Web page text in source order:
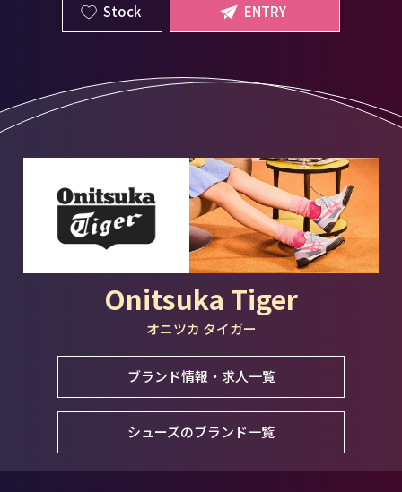
Stock ENTRY
Onitsuka Tiger
オニツカ タイガー
ブランド情報・求人一覧
シューズのブランド一覧